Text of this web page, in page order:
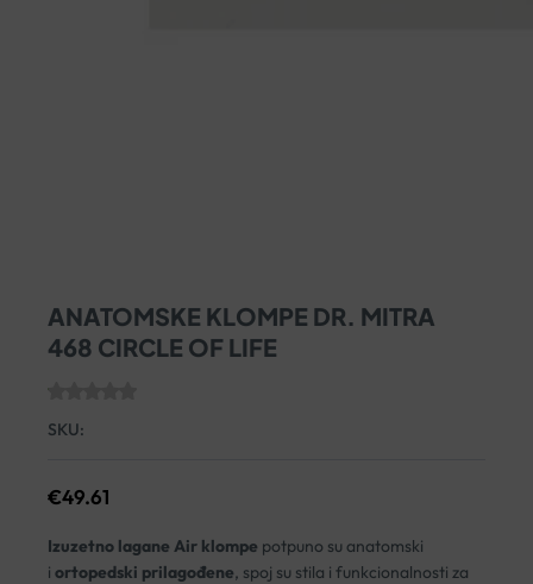
ANATOMSKE KLOMPE DR. MITRA
468 CIRCLE OF LIFE
SKU:
€49.61
Izuzetno lagane Air klompe potpuno su anatomski
iortopedski prilagođene, spoj su stila i funkcionalnosti za